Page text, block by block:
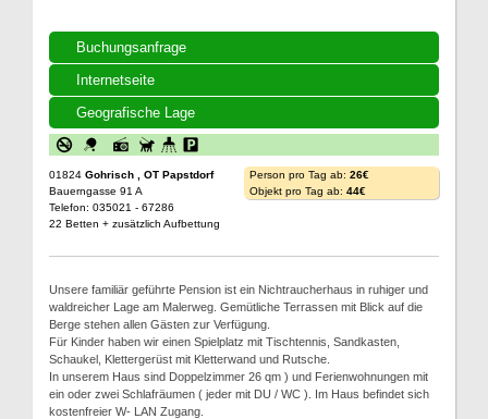
Buchungsanfrage
Internetseite
Geografische Lage
01824 Gohrisch , OT Papstdorf
Bauerngasse 91 A
Telefon: 035021 - 67286
22 Betten + zusätzlich Aufbettung
Person pro Tag ab: 26€
Objekt pro Tag ab: 44€
Unsere familiär geführte Pension ist ein Nichtraucherhaus in ruhiger und
waldreicher Lage am Malerweg. Gemütliche Terrassen mit Blick auf die
Berge stehen allen Gästen zur Verfügung.
Für Kinder haben wir einen Spielplatz mit Tischtennis, Sandkasten,
Schaukel, Klettergerüst mit Kletterwand und Rutsche.
In unserem Haus sind Doppelzimmer 26 qm ) und Ferienwohnungen mit
ein oder zwei Schlafräumen ( jeder mit DU / WC ). Im Haus befindet sich
kostenfreier W- LAN Zugang.